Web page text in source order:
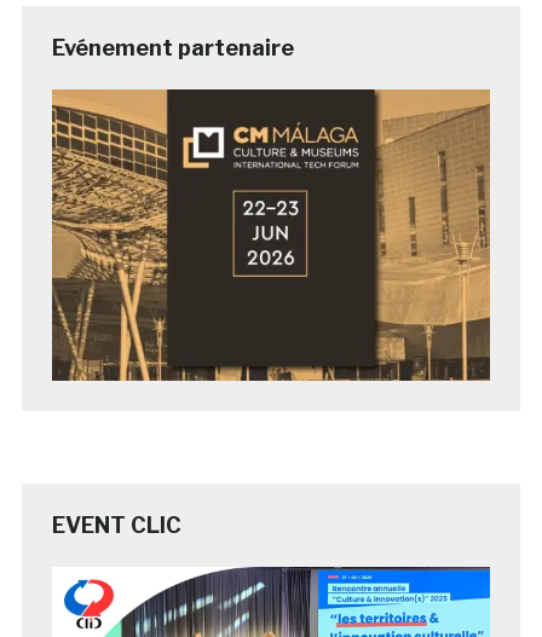
Evénement partenaire
EVENT CLIC